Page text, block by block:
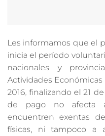
Les informamos que el
inicia el período
nacionales y
Actividades
2016, finalizando el 21
de pago no afecta
encuentren exentas
físicas, ni tampoco a